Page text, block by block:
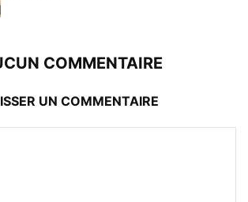
COMMENTAIRE
UN COMMENTAIRE